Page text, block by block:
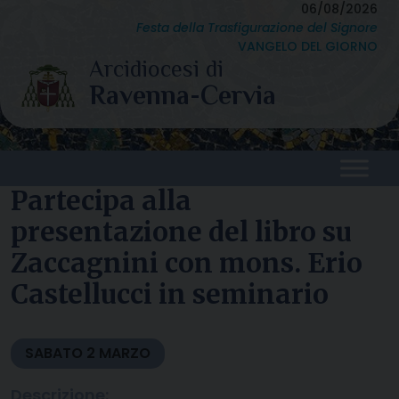
content
06/08/2026
Festa della Trasfigurazione del Signore
VANGELO DEL GIORNO
Partecipa alla
presentazione del libro su
Zaccagnini con mons. Erio
Castellucci in seminario
SABATO 2 MARZO